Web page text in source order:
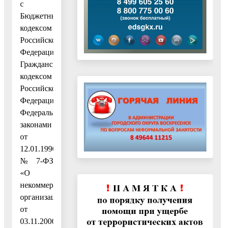
с
Бюджетным
кодексом
Российской
Федерации,
Гражданским
кодексом
Российской
Федерации,
Федеральными
законами
от
12.01.1996
№ 7-ФЗ
«О
некоммерческих
организациях»,
от
03.11.2006